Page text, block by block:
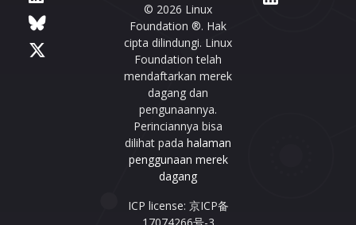
© 2026 Linux
Foundation ®. Hak
cipta dilindungi. Linux
Foundation telah
mendaftarkan merek
dagang dan
pengunaannya.
Perinciannya bisa
dilihat pada halaman
penggunaan merek
dagang
ICP license: 京ICP备